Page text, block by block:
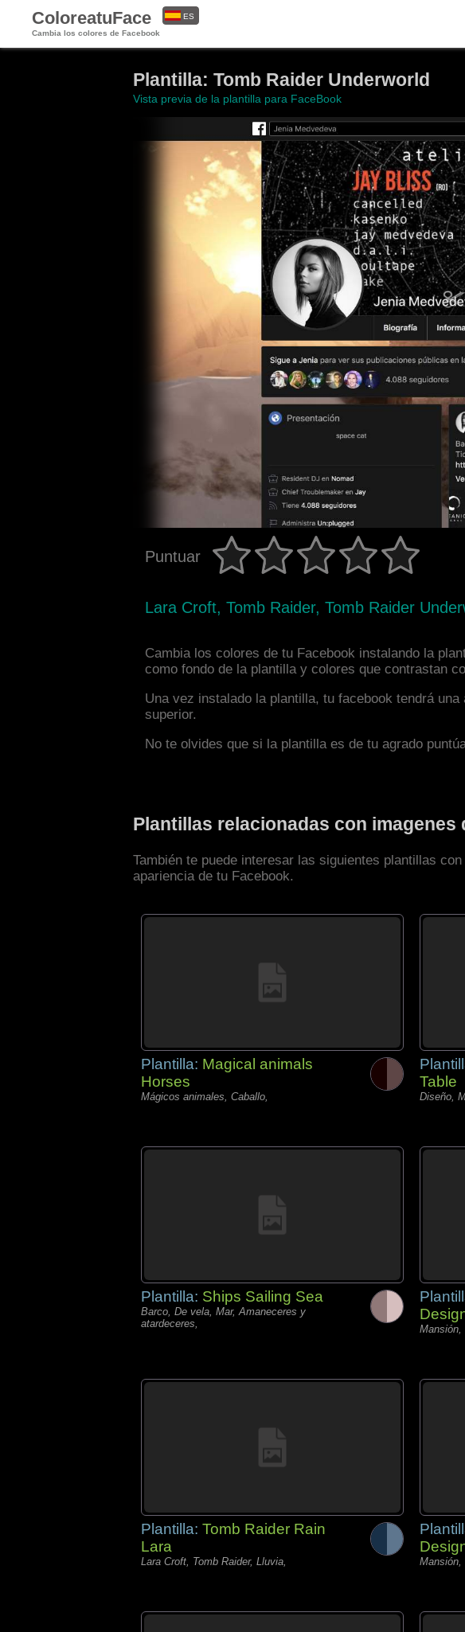
ColoreatuFace
Cambia los colores de Facebook
ES
Plantilla: Tomb Raider Underworld
Vista previa de la plantilla para FaceBook
Puntuar
Lara Croft, Tomb Raider, Tomb Raider
Cambia los colores de tu Facebook instalando la
como fondo de la plantilla y colores que contrastan
Una vez instalado la plantilla, tu facebook tendrá
superior.
No te olvides que si la plantilla es de tu agrado
Plantillas relacionadas con imagenes
También te puede interesar las siguientes plantillas
apariencia de tu Facebook.
Plantilla: Magical animals
Horses
Mágicos animales, Caballo,
Table
Diseño,
Plantilla: Ships Sailing Sea
Barco, De vela, Mar, Amaneceres y
atardeceres,
Mansión,
Plantilla: Tomb Raider Rain
Lara
Lara Croft, Tomb Raider, Lluvia, Mansión,